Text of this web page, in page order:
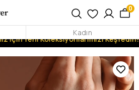
Yeni Koleksiyonlarımızı Keşfedin!
0
Kadın